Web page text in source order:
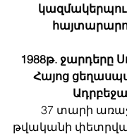
1988թ. ջարդերը
Հայոց
թվականի